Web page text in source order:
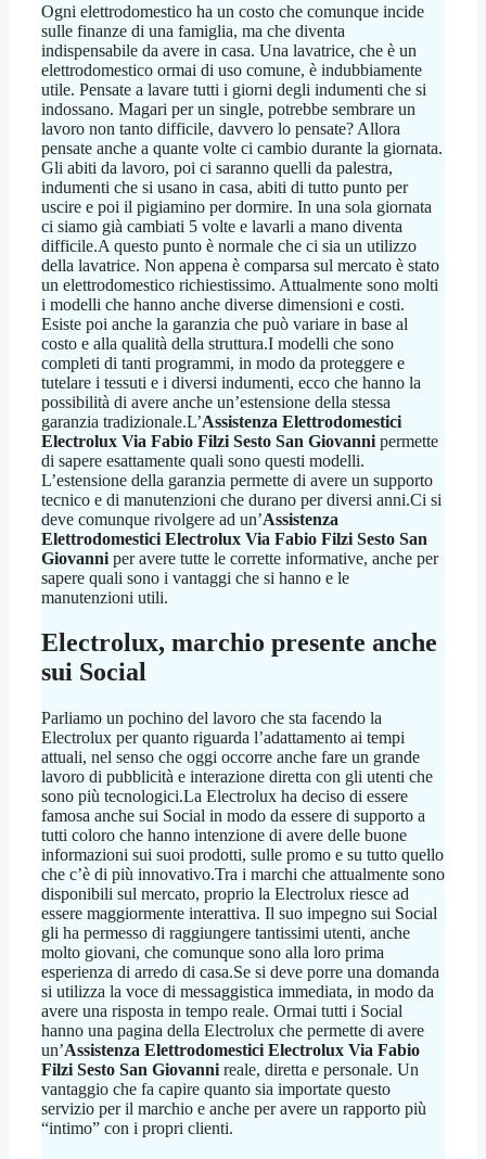
Ogni elettrodomestico ha un costo che comunque incide
sulle finanze di una famiglia, ma che diventa
indispensabile da avere in casa. Una lavatrice, che è un
elettrodomestico ormai di uso comune, è indubbiamente
utile. Pensate a lavare tutti i giorni degli indumenti che si
indossano. Magari per un single, potrebbe sembrare un
lavoro non tanto difficile, davvero lo pensate? Allora
pensate anche a quante volte ci cambio durante la giornata.
Gli abiti da lavoro, poi ci saranno quelli da palestra,
indumenti che si usano in casa, abiti di tutto punto per
uscire e poi il pigiamino per dormire. In una sola giornata
ci siamo già cambiati 5 volte e lavarli a mano diventa
difficile.A questo punto è normale che ci sia un utilizzo
della lavatrice. Non appena è comparsa sul mercato è stato
un elettrodomestico richiestissimo. Attualmente sono molti
i modelli che hanno anche diverse dimensioni e costi.
Esiste poi anche la garanzia che può variare in base al
costo e alla qualità della struttura.I modelli che sono
completi di tanti programmi, in modo da proteggere e
tutelare i tessuti e i diversi indumenti, ecco che hanno la
possibilità di avere anche un’estensione della stessa
garanzia tradizionale.L’Assistenza Elettrodomestici
Electrolux Via Fabio Filzi Sesto San Giovanni permette
di sapere esattamente quali sono questi modelli.
L’estensione della garanzia permette di avere un supporto
tecnico e di manutenzioni che durano per diversi anni.Ci si
deve comunque rivolgere ad un’Assistenza
Elettrodomestici Electrolux Via Fabio Filzi Sesto San
Giovanni per avere tutte le corrette informative, anche per
sapere quali sono i vantaggi che si hanno e le
manutenzioni utili.
Electrolux, marchio presente anche
sui Social
Parliamo un pochino del lavoro che sta facendo la
Electrolux per quanto riguarda l’adattamento ai tempi
attuali, nel senso che oggi occorre anche fare un grande
lavoro di pubblicità e interazione diretta con gli utenti che
sono più tecnologici.La Electrolux ha deciso di essere
famosa anche sui Social in modo da essere di supporto a
tutti coloro che hanno intenzione di avere delle buone
informazioni sui suoi prodotti, sulle promo e su tutto quello
che c’è di più innovativo.Tra i marchi che attualmente sono
disponibili sul mercato, proprio la Electrolux riesce ad
essere maggiormente interattiva. Il suo impegno sui Social
gli ha permesso di raggiungere tantissimi utenti, anche
molto giovani, che comunque sono alla loro prima
esperienza di arredo di casa.Se si deve porre una domanda
si utilizza la voce di messaggistica immediata, in modo da
avere una risposta in tempo reale. Ormai tutti i Social
hanno una pagina della Electrolux che permette di avere
un’Assistenza Elettrodomestici Electrolux Via Fabio
Filzi Sesto San Giovanni reale, diretta e personale. Un
vantaggio che fa capire quanto sia importate questo
servizio per il marchio e anche per avere un rapporto più
“intimo” con i propri clienti.